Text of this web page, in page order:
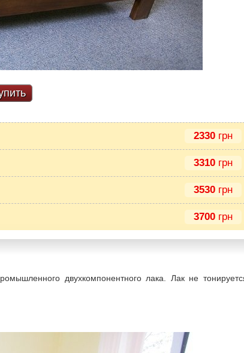
2330 грн
3310 грн
3530 грн
3700 грн
двухкомпонентного лака. Лак не